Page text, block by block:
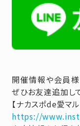
開催情報や会員
ぜひお友達追加し
【ナカスポde愛マ
https://